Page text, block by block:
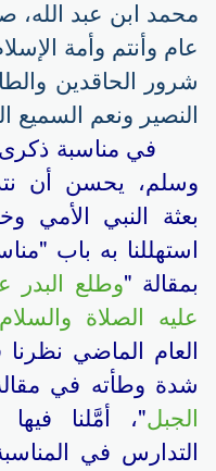
محمد ابن عبد الله،
عام وأنتم وأمة
شرور الحاقدين
النصير ونعم السميع
في مناسبة ذكرى
وسلم، يحسن أن
بعثة النبي الأمي
استهللنا به باب
بمقالة "وطلع البدر
عليه الصلاة
العام الماضي
شدة وطأته في
الجبل"، أمَّلنا
التدارس في